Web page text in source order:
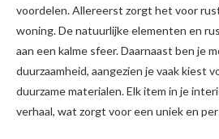
voordelen. Allereerst zorgt het voor
woning. De natuurlijke elementen en
aan een kalme sfeer. Daarnaast ben je
duurzaamheid, aangezien je vaak kiest
duurzame materialen. Elk item in je
verhaal, wat zorgt voor een uniek en